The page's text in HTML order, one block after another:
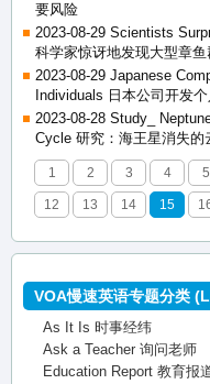
VOA慢速英语专题分类
As It Is 时事经纬
Ask a Teacher 询问老师
Education Report 教育报
要风险
2023-08-29 Scientists
科学家惊讶地发现大型章鱼
2023-08-29 Japanese
Individuals 日本公司开发个
2023-08-28 Study_
Cycle 研究：海王星消失的
1 2 3 4 5
12 13 14 15